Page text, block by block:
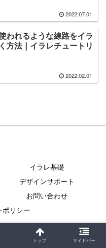
2022.07.01
われるような線路をイラ
方法｜イラレチュートリ
2022.02.01
イラレ基礎
デザインサポート
お問い合わせ
ポリシー
イト All Rights Reserved.
トップ サイドバー